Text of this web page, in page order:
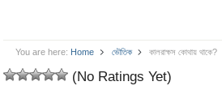
You are here: Home ভৌতিক কালরাক্ষস কোথায় থাকে?
(No Ratings Yet)